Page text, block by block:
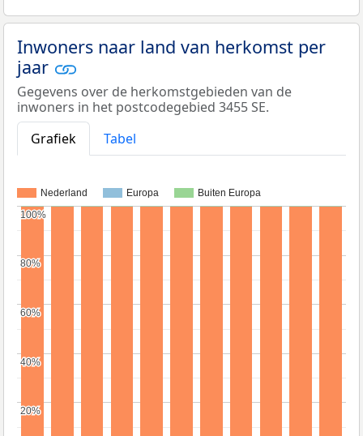
Inwoners naar land van herkomst per
jaar
Gegevens over de herkomstgebieden van de
inwoners in het postcodegebied 3455 SE.
Grafiek
Tabel
Nederland Europa Buiten Europa
20%
20%
40%
40%
60%
60%
80%
80%
100%
100%